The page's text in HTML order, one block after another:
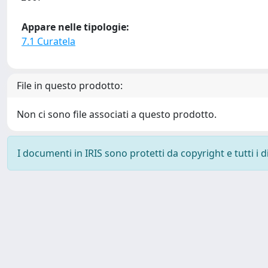
Appare nelle tipologie:
7.1 Curatela
File in questo prodotto:
Non ci sono file associati a questo prodotto.
I documenti in IRIS sono protetti da copyright e tutti i